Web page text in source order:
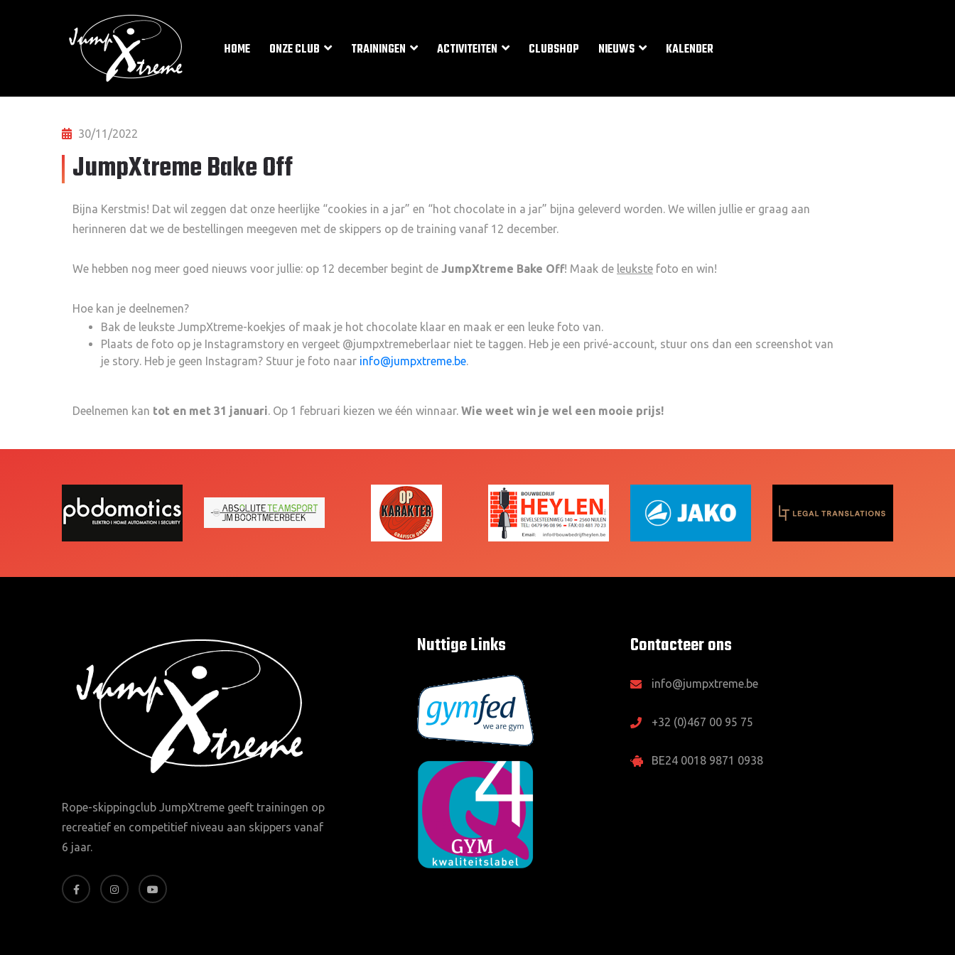
HOME ONZE CLUB TRAININGEN ACTIVITEITEN CLUBSHOP NIEUWS KALENDER
30/11/2022
JumpXtreme Bake Off
Bijna Kerstmis! Dat wil zeggen dat onze heerlijke “cookies in a jar” en “hot chocolate in a jar” bijna geleverd worden. We willen jullie er graag aan
herinneren dat we de bestellingen meegeven met de skippers op de training vanaf 12 december.
We hebben nog meer goed nieuws voor jullie: op 12 december begint de JumpXtreme Bake Off! Maak de leukste foto en win!
Hoe kan je deelnemen?
Bak de leukste JumpXtreme-koekjes of maak je hot chocolate klaar en maak er een leuke foto van.
Plaats de foto op je Instagramstory en vergeet @jumpxtremeberlaar niet te taggen. Heb je een privé-account, stuur ons dan een screenshot van
je story. Heb je geen Instagram? Stuur je foto naar info@jumpxtreme.be.
Deelnemen kan tot en met 31 januari. Op 1 februari kiezen we één winnaar. Wie weet win je wel een mooie prijs!
Rope-skippingclub JumpXtreme geeft trainingen op
recreatief en competitief niveau aan skippers vanaf
6 jaar.
Nuttige Links Contacteer ons
info@jumpxtreme.be
+32 (0)467 00 95 75
BE24 0018 9871 0938